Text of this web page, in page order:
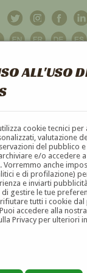
ALL'USO
cookie tecnici per
valutazione
del pubblico
e/o accedere
Vorremmo anche
e di profilazione)
e inviarti
di gestire le tue
tutti i cookie dal
accedere alla nostra
Privacy per ulteriori
GALLERIAD'ARTE
E SCULTURE